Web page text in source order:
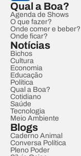
Qual a Boa?
Agenda de Shows
O que fazer?
Onde comer e beber?
Onde ficar?
Notícias
Bichos
Cultura
Economia
Educação
Política
Qual a Boa?
Cotidiano
Saúde
Tecnologia
Meio Ambiente
Blogs
Caderno Animal
Conversa Política
Pleno Poder